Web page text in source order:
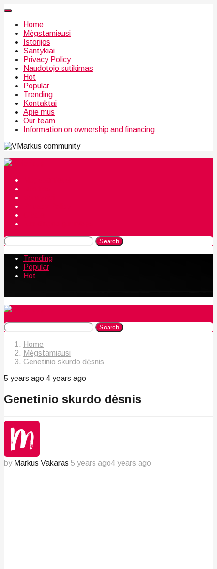
Home
Mėgstamiausi
Istorijos
Santykiai
Privacy Policy
Naudotojo sutikimas
Hot
Popular
Trending
Kontaktai
Apie mus
Our team
Information on ownership and financing
community
Search
Trending
Popular
Hot
Search
Home
Mėgstamiausi
Genetinio skurdo dėsnis
5 years ago 4 years ago
Genetinio skurdo dėsnis
by Markus Vakaras 5 years ago4 years ago